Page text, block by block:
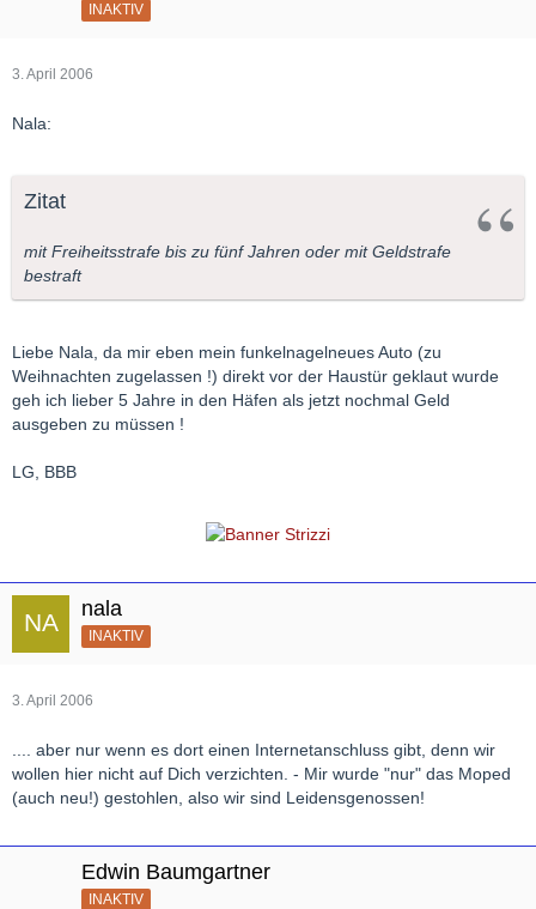
INAKTIV
3. April 2006
Nala:
Zitat
mit Freiheitsstrafe bis zu fünf Jahren oder mit Geldstrafe
bestraft
Liebe Nala, da mir eben mein funkelnagelneues Auto (zu
Weihnachten zugelassen !) direkt vor der Haustür geklaut wurde
geh ich lieber 5 Jahre in den Häfen als jetzt nochmal Geld
ausgeben zu müssen !
LG, BBB
nala
INAKTIV
3. April 2006
.... aber nur wenn es dort einen Internetanschluss gibt, denn wir
wollen hier nicht auf Dich verzichten. - Mir wurde "nur" das Moped
(auch neu!) gestohlen, also wir sind Leidensgenossen!
Edwin Baumgartner
INAKTIV